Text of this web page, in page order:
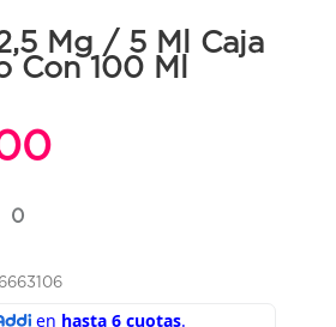
Mg / 5 Ml Caja
Con 100 Ml
0